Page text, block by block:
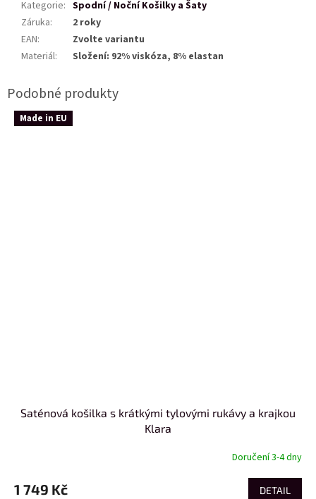
Kategorie: Spodní / Noční Košilky a Šaty
Záruka:
2 roky
EAN:
Zvolte variantu
Materiál: Složení: 92% viskóza, 8% elastan
Made in EU
Saténová košilka s krátkými tylovými rukávy a krajkou
Klara
Doručení 3-4 dny
1 749 Kč DETAIL